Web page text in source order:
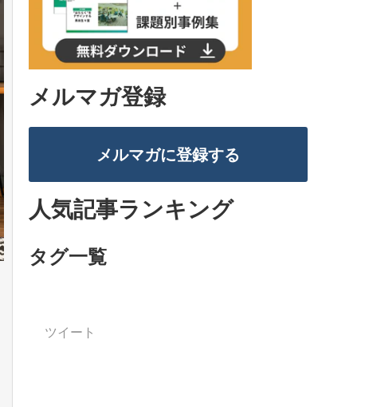
メルマガ登録
メルマガに登録する
人気記事ランキング
タグ一覧
ツイート